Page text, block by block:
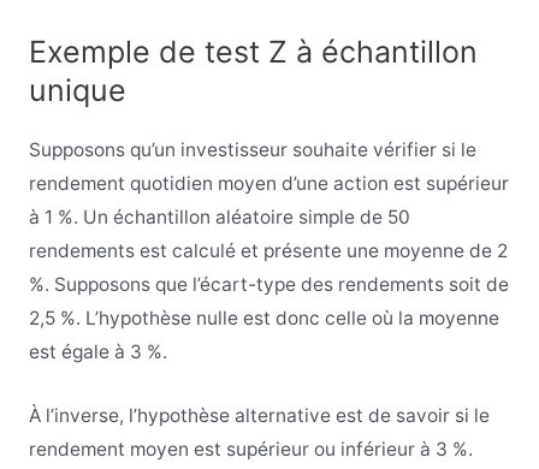
Exemple de test Z à échantillon
unique
Supposons qu’un investisseur souhaite vérifier si le
rendement quotidien moyen d’une action est supérieur
à 1 %. Un échantillon aléatoire simple de 50
rendements est calculé et présente une moyenne de 2
%. Supposons que l’écart-type des rendements soit de
2,5 %. L’hypothèse nulle est donc celle où la moyenne
est égale à 3 %.
À l’inverse, l’hypothèse alternative est de savoir si le
rendement moyen est supérieur ou inférieur à 3 %.